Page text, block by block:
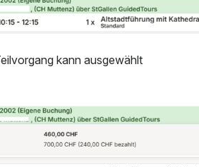
kann ausgewählt